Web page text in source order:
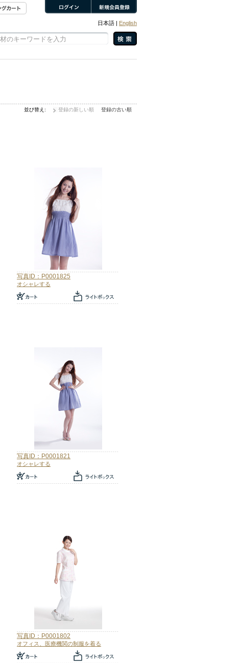
日本語 | English
並び替え: 登録の新しい順 登録の古い順
写真ID：P0001825
オシャレする
写真ID：P0001821
オシャレする
写真ID：P0001802
オフィス、医療機関の制服を着る